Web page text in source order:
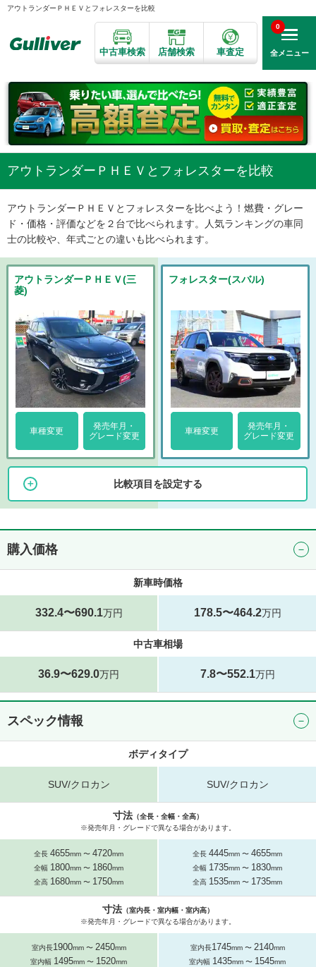
アウトランダーＰＨＥＶとフォレスターを比較
中古車検索 店舗検索 車査定 全メニュー
0
アウトランダーＰＨＥＶとフォレスターを比較
アウトランダーＰＨＥＶとフォレスターを比べよう！燃費・グレー
ド・価格・評価などを２台で比べられます。人気ランキングの車同
士の比較や、年式ごとの違いも比べられます。
アウトランダーＰＨＥＶ(三
菱)
車種変更
発売年月・
グレード変更
フォレスター(スバル)
車種変更
発売年月・
グレード変更
比較項目を設定する
購入価格
新車時価格
332.4〜690.1万円 178.5〜464.2万円
中古車相場
36.9〜629.0万円 7.8〜552.1万円
スペック情報
ボディタイプ
SUV/クロカン SUV/クロカン
寸法 （全長・全幅・全高）
※発売年月・グレードで異なる場合があります。
全長 4655mm 〜 4720mm
全幅 1800mm 〜 1860mm
全高 1680mm 〜 1750mm
全長 4445mm 〜 4655mm
全幅 1735mm 〜 1830mm
全高 1535mm 〜 1735mm
寸法 （室内長・室内幅・室内高）
※発売年月・グレードで異なる場合があります。
室内長1900mm 〜 2450mm
室内幅 1495mm 〜 1520mm
室内長1745mm 〜 2140mm
室内幅 1435mm 〜 1545mm